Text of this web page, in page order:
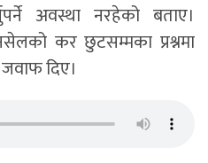
अवस्था नरहेको बताए।
कर छुटसम्मका प्रश्नमा
दिए।